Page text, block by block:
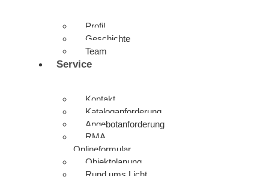
Profil
Geschichte
Team
Service
Kontakt
Kataloganforderung
Angebotanforderung
RMA
Onlineformular
Objektplanung
Rund ums Licht